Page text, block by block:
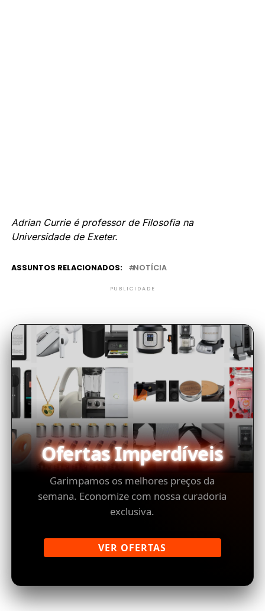
Adrian Currie é professor de Filosofia na
Universidade de Exeter.
ASSUNTOS RELACIONADOS: NOTÍCIA
PUBLICIDADE
Ofertas Imperdíveis
Garimpamos os melhores preços da
semana. Economize com nossa curadoria
exclusiva.
VER OFERTAS